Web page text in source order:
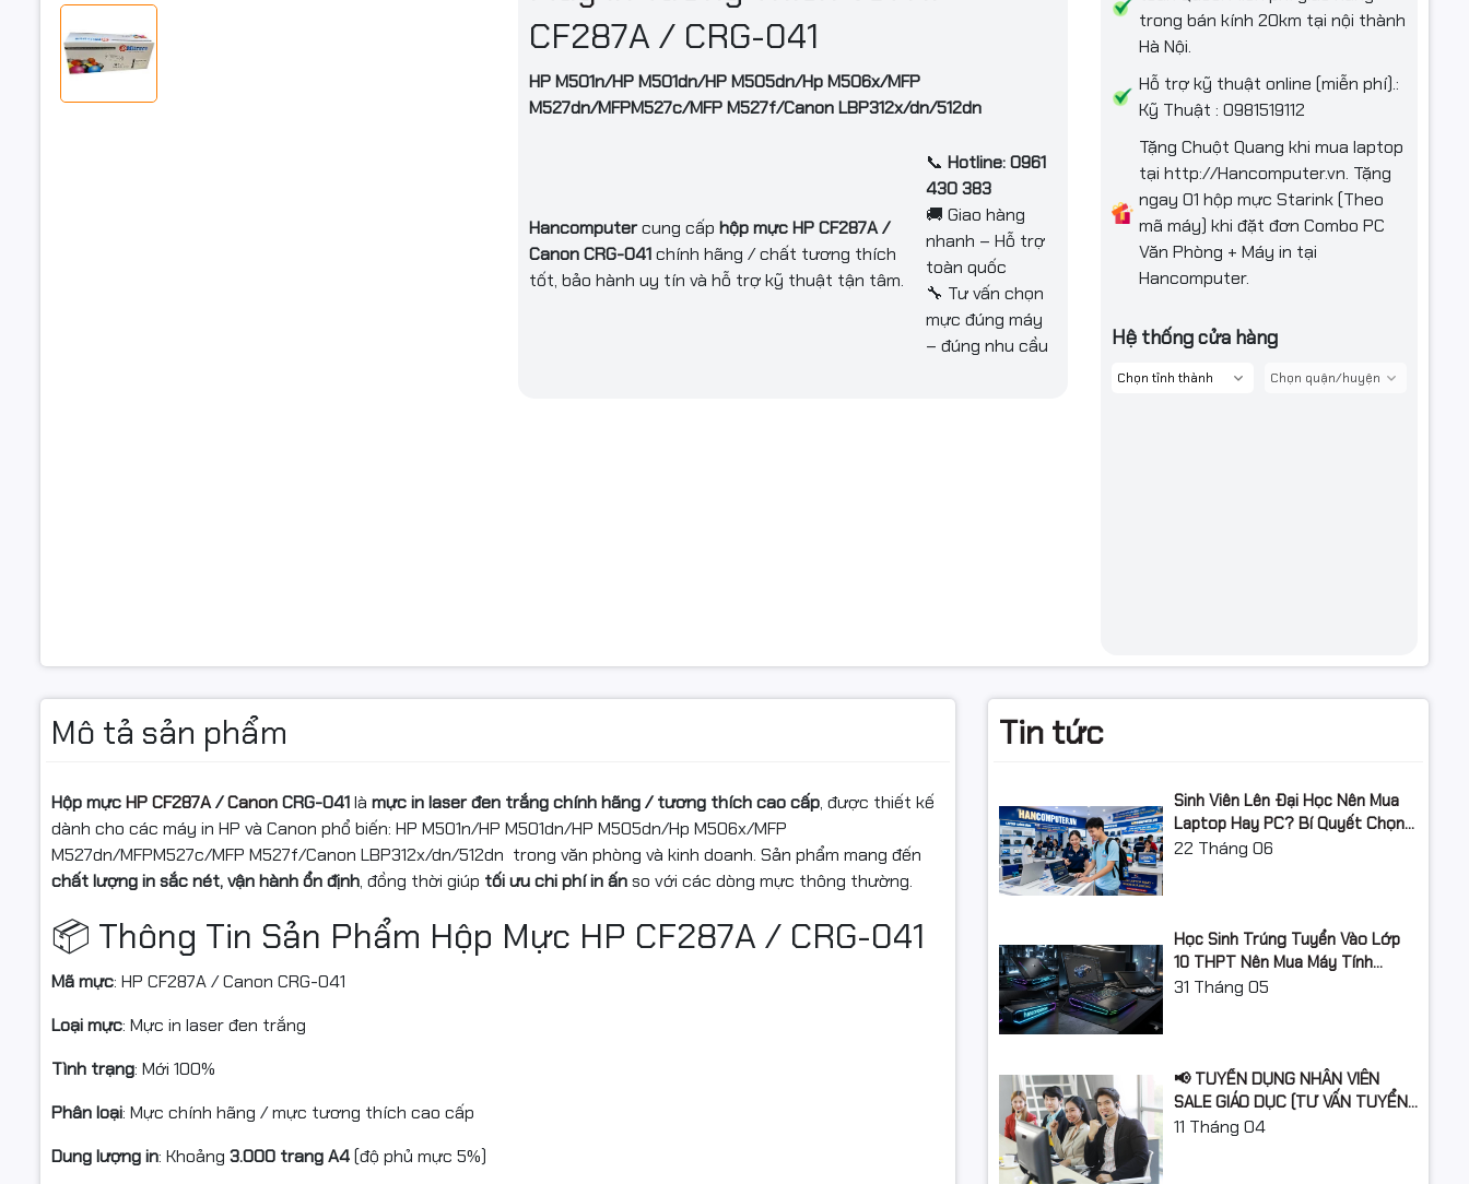
CF287A / CRG-041
HP M501n/HP M501dn/HP M505dn/Hp M506x/MFP
M527dn/MFPM527c/MFP M527f/Canon LBP312x/dn/512dn
Hancomputercung cấp hộp mực HP CF287A /
Canon CRG-041chính hãng / chất tương thích
tốt, bảo hành uy tín và hỗ trợ kỹ thuật tận tâm.
📞Hotline: 0961
430 383
🚚 Giao hàng
nhanh – Hỗ trợ
toàn quốc
🔧 Tư vấn chọn
mực đúng máy
– đúng nhu cầu
trong bán kính 20km tại nội thành
Hà Nội.
Hỗ trợ kỹ thuật online (miễn phí).:
Kỹ Thuật : 0981519112
Tặng Chuột Quang khi mua laptop
tại http://Hancomputer.vn. Tặng
ngay 01 hộp mực Starink (Theo
mã máy) khi đặt đơn Combo PC
Văn Phòng + Máy in tại
Hancomputer.
Hệ thống cửa hàng
Mô tả sản phẩm
Hộp mựcHP CF287A/CanonCRG-041là mực in laser đen trắng chính hãng / tương thích cao cấp, được thiết kế
dành cho các máy in HP và Canon phổ biến: HP M501n/HP M501dn/HP M505dn/Hp M506x/MFP
M527dn/MFPM527c/MFP M527f/Canon LBP312x/dn/512dn trong văn phòng và kinh doanh. Sản phẩm mang đến
chất lượng in sắc nét, vận hành ổn định, đồng thời giúp tối ưu chi phí in ấnso với các dòng mực thông thường.
📦 Thông Tin Sản Phẩm Hộp Mực HP CF287A / CRG-041
Mã mực: HP CF287A / Canon CRG-041
Loại mực: Mực in laser đen trắng
Tình trạng: Mới 100%
Phân loại: Mực chính hãng / mực tương thích cao cấp
Dung lượng in: Khoảng 3.000 trang A4(độ phủ mực 5%)
Tin tức
Sinh Viên Lên Đại Học Nên Mua
Laptop Hay PC? Bí Quyết Chọn
Máy Tính Đúng Nhu Cầu, Không
22 Tháng 06
Học Sinh Trúng Tuyển Vào Lớp
10 THPT Nên Mua Máy Tính
Laptop Gì Năm Học 2026 -
31 Tháng 05
📢 TUYỂN DỤNG NHÂN VIÊN
SALE GIÁO DỤC (TƯ VẤN TUYỂN
SINH)
11 Tháng 04
: Mực chính hãng / mực tương thích cao cấp
➡️ Hộp mực được sản xuất theo tiêu chuẩn kỹ thuật phù hợp với máy in HP và
✨ Ưu Điểm Nổi Bật Của Hộp Mực HP
CF287A / CRG-041
Mực tạo chữ in đậm, đều màu, độ tương phản cao, phù hợp với tài liệu, hợp đồng,
báo cáo và các văn bản quan trọng.
✔️ Hiệu suất in ổn định
Với năng suất in khoảng3.000 trang, hộp mực đáp ứng tốt nhu cầu in ấn liên tục
trong văn phòng và doanh nghiệp.
✔️ An toàn cho máy in
Mực được sản xuất đúng tiêu chuẩn kỹ thuật, hạn chế lỗi kẹt mực, giảm mài mòn